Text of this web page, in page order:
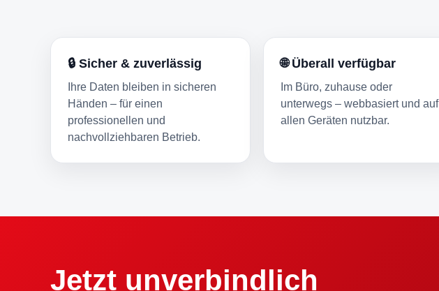
🔒 Sicher & zuverlässig
Ihre Daten bleiben in sicheren
Händen – für einen
professionellen und
nachvollziehbaren Betrieb.
🌐 Überall verfügbar
Im Büro, zuhause oder
unterwegs – webbasiert und auf
allen Geräten nutzbar.
Jetzt unverbindlich